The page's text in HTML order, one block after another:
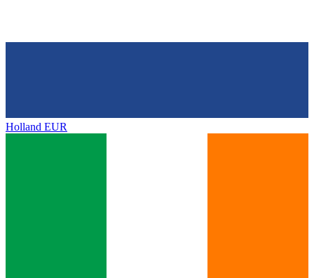
Holland EUR